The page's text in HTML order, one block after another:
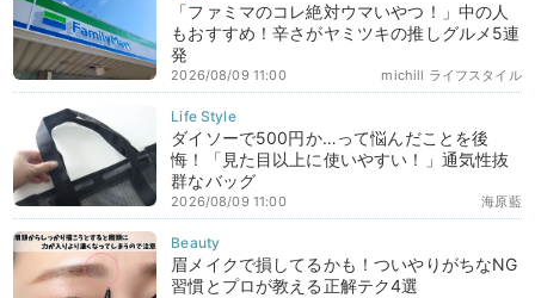
「ファミマのコレ絶対ウマいやつ！」中の人
もおすすめ！辛さがヤミツキの推しグルメ5連
発
michill ライフスタイル
2026/08/09 11:00
ダイソーで500円か…って悩んだことを後
悔！「見た目以上に使いやすい！」通気性抜
群なバッグ
海原藍
2026/08/09 11:00
眉メイクで損してるかも！ついやりがちなNG
習慣とプロが教える正解テク4選